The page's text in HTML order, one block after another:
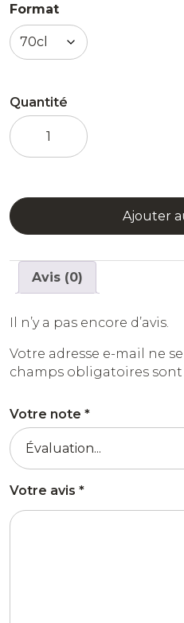
Format
Quantité
quantité
de
Sirop
Ajouter
Avis (0)
Il n’y a pas encore d’avis.
Votre adresse e-mail ne
champs obligatoires sont
Votre note *
Votre avis *